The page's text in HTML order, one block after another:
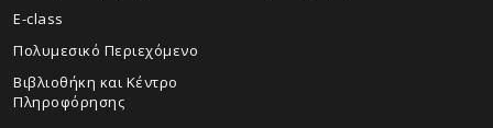
E-class
Πολυμεσικό Περιεχόμενο
Βιβλιοθήκη και Κέντρο
Πληροφόρησης